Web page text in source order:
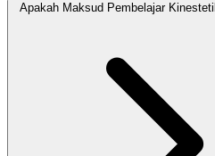
Apakah Maksud Pembelajar